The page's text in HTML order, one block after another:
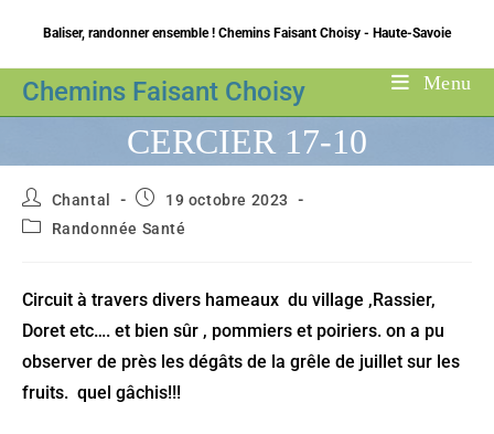
content
Baliser, randonner ensemble ! Chemins Faisant Choisy - Haute-Savoie
Chemins Faisant Choisy Menu
CERCIER 17-10
Auteur/autrice
de
la
Chantal
Publication
19 octobre 2023
PostRandonnée Santé
Circuit à travers divers hameaux du village ,Rassier,
Doret etc…. et bien sûr , pommiers et poiriers. on a pu
observer de près les dégâts de la grêle de juillet sur les
fruits. quel gâchis!!!